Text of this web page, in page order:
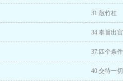
31.敲竹杠
34.奉旨出宫
37.四个条件
40.交待一